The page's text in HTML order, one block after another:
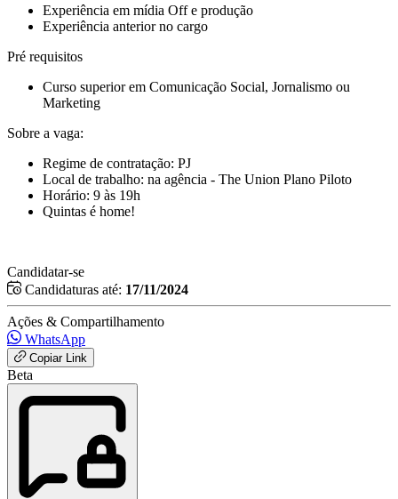
Experiência em mídia Off e produção
Experiência anterior no cargo
Pré requisitos
Curso superior em Comunicação Social, Jornalismo ou
Marketing
Sobre a vaga:
Regime de contratação: PJ
Local de trabalho: na agência - The Union Plano Piloto
Horário: 9 às 19h
Quintas é home!
Candidatar-se
Candidaturas até: 17/11/2024
Ações & Compartilhamento
WhatsApp
Copiar Link
Beta